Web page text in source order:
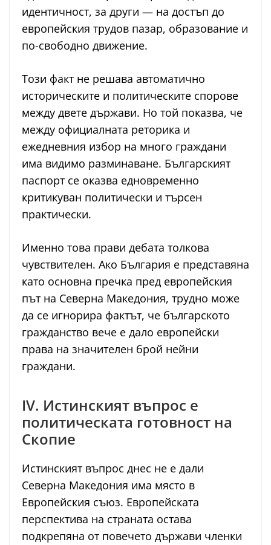
идентичност, за други — на достъп до
европейския трудов пазар, образование и
по-свободно движение.
Този факт не решава автоматично
историческите и политическите спорове
между двете държави. Но той показва, че
между официалната реторика и
ежедневния избор на много граждани
има видимо разминаване. Българският
паспорт се оказва едновременно
критикуван политически и търсен
практически.
Именно това прави дебата толкова
чувствителен. Ако България е представяна
като основна пречка пред европейския
път на Северна Македония, трудно може
да се игнорира фактът, че българското
гражданство вече е дало европейски
права на значителен брой нейни
граждани.
IV. Истинският въпрос е
политическата готовност на
Скопие
Истинският въпрос днес не е дали
Северна Македония има място в
Европейския съюз. Европейската
перспектива на страната остава
подкрепяна от повечето държави членки